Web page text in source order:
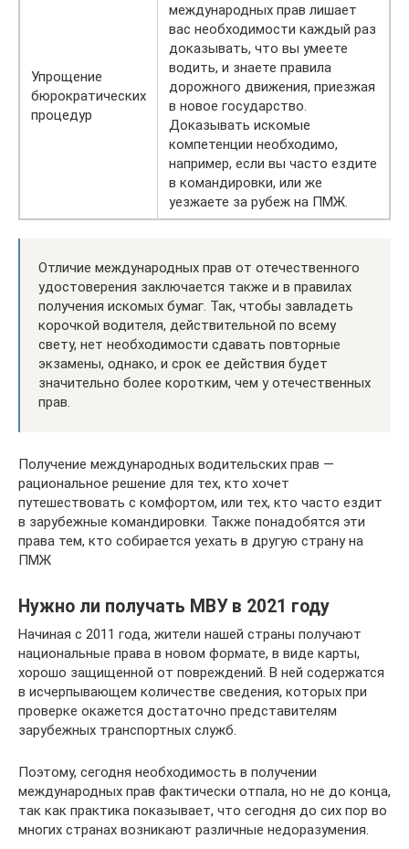
Упрощение
бюрократических
процедур
международных прав лишает
вас необходимости каждый раз
доказывать, что вы умеете
водить, и знаете правила
дорожного движения, приезжая
в новое государство.
Доказывать искомые
компетенции необходимо,
например, если вы часто ездите
в командировки, или же
уезжаете за рубеж на ПМЖ.
Отличие международных прав от отечественного
удостоверения заключается также и в правилах
получения искомых бумаг. Так, чтобы завладеть
корочкой водителя, действительной по всему
свету, нет необходимости сдавать повторные
экзамены, однако, и срок ее действия будет
значительно более коротким, чем у отечественных
прав.
Получение международных водительских прав —
рациональное решение для тех, кто хочет
путешествовать с комфортом, или тех, кто часто ездит
в зарубежные командировки. Также понадобятся эти
права тем, кто собирается уехать в другую страну на
ПМЖ
Нужно ли получать МВУ в 2021 году
Начиная с 2011 года, жители нашей страны получают
национальные права в новом формате, в виде карты,
хорошо защищенной от повреждений. В ней содержатся
в исчерпывающем количестве сведения, которых при
проверке окажется достаточно представителям
зарубежных транспортных служб.
Поэтому, сегодня необходимость в получении
международных прав фактически отпала, но не до конца,
так как практика показывает, что сегодня до сих пор во
многих странах возникают различные недоразумения.